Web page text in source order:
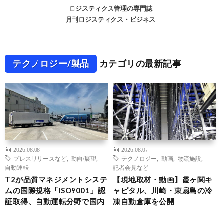
ロジスティクス管理の専門誌
月刊ロジスティクス・ビジネス
テクノロジー/製品 カテゴリの最新記事
2026.08.08
プレスリリースなど
動向/展望
自動運転
T2が品質マネジメントシステ
ムの国際規格「ISO9001」認
証取得、自動運転分野で国内
2026.08.07
テクノロジー
動画 物流施設
記者会見など
【現地取材・動画】霞ヶ関キ
ャピタル、川崎・東扇島の冷
凍自動倉庫を公開